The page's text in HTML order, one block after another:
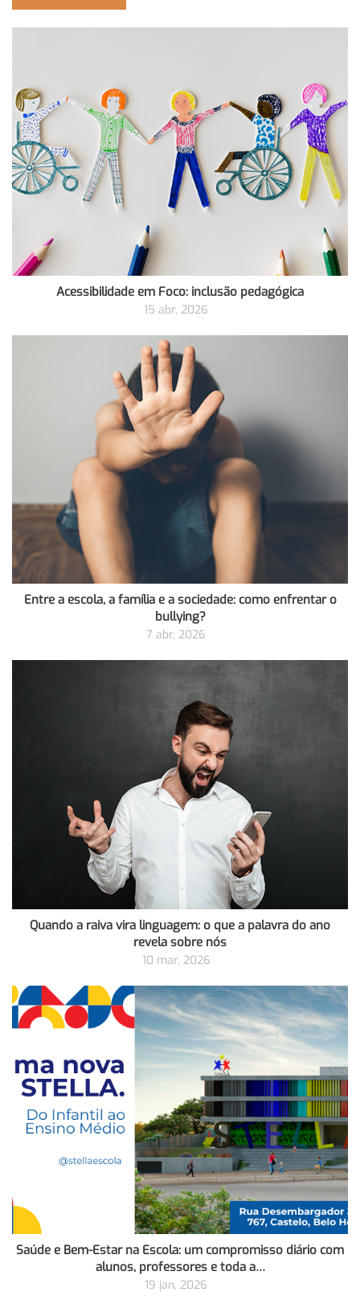
Acessibilidade em Foco: inclusão pedagógica
15 abr, 2026
Entre a escola, a família e a sociedade: como enfrentar o
bullying?
7 abr, 2026
Quando a raiva vira linguagem: o que a palavra do ano
revela sobre nós
10 mar, 2026
Saúde e Bem-Estar na Escola: um compromisso diário com
alunos, professores e toda a…
19 jan, 2026